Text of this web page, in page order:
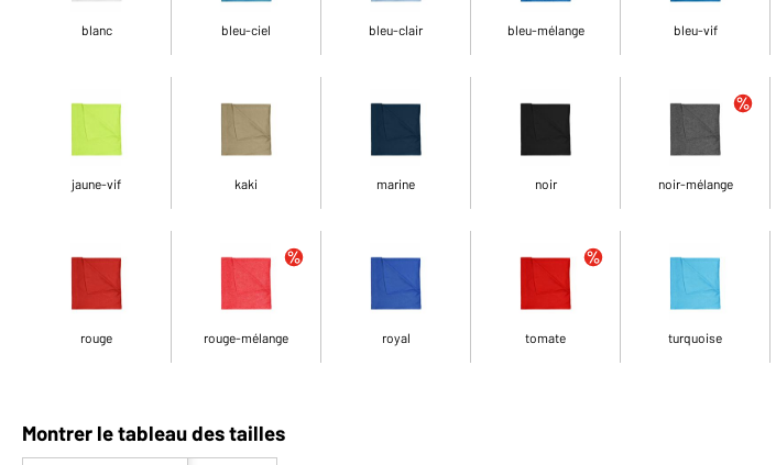
blanc bleu-ciel bleu-clair bleu-mélange bleu-vif
jaune-vif kaki marine noir noir-mélange
rouge rouge-mélange royal tomate turquoise
Montrer le tableau des tailles